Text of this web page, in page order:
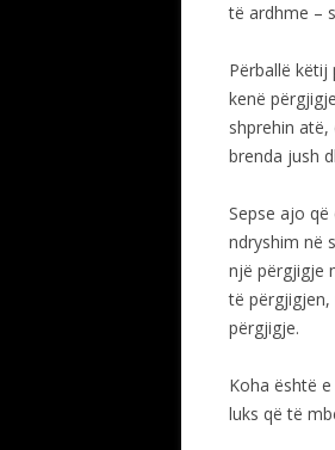
të ardhme –
Përballë
kenë
shprehin
brenda jush
Sepse ajo
ndryshim në
një përgjigje
të
përgjigje.
Koha është
luks që të